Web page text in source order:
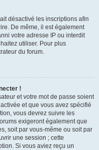
désactivé les inscriptions afin
De même, il est également
votre adresse IP ou interdit
utiliser. Pour plus
du forum.
!
et votre mot de passe soient
et que vous avez spécifié
vous devrez suivre les
exigeront également que
soit par vous-même ou soit par
une session ; cette
Si vous aviez reçu un